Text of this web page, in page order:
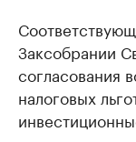
Заксобрании
согласования
налоговых